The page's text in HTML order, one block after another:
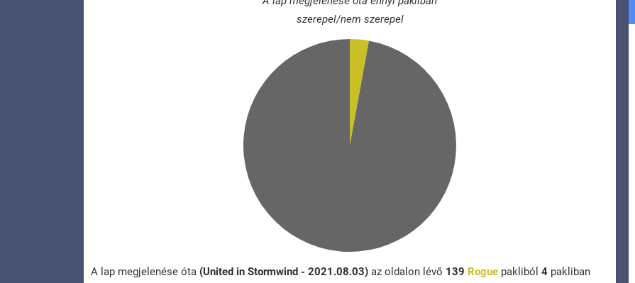
szerepel/nem szerepel
A lap megjelenése óta (United in Stormwind - 2021.08.03) az oldalon lévő 139 Rogue pakliból 4 pakliban